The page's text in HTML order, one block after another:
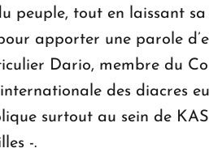
peuple, tout en laissant
apporter une parole
Dario, membre du
des diacres
surtout au sein de
-.